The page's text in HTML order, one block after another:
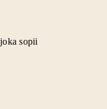
sopii